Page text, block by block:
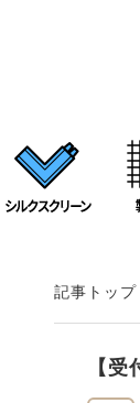
記事トップ
【